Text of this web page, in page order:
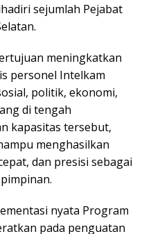
sejumlah Pejabat
meningkatkan
personel Intelkam
politik, ekonomi,
di tengah
kapasitas tersebut,
menghasilkan
dan presisi sebagai
nyata Program
pada penguatan